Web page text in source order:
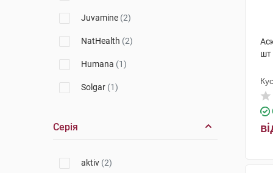
Juvamine (2)
NatHealth (2)
Humana (1)
Solgar (1)
Серія
aktiv (2)
шт